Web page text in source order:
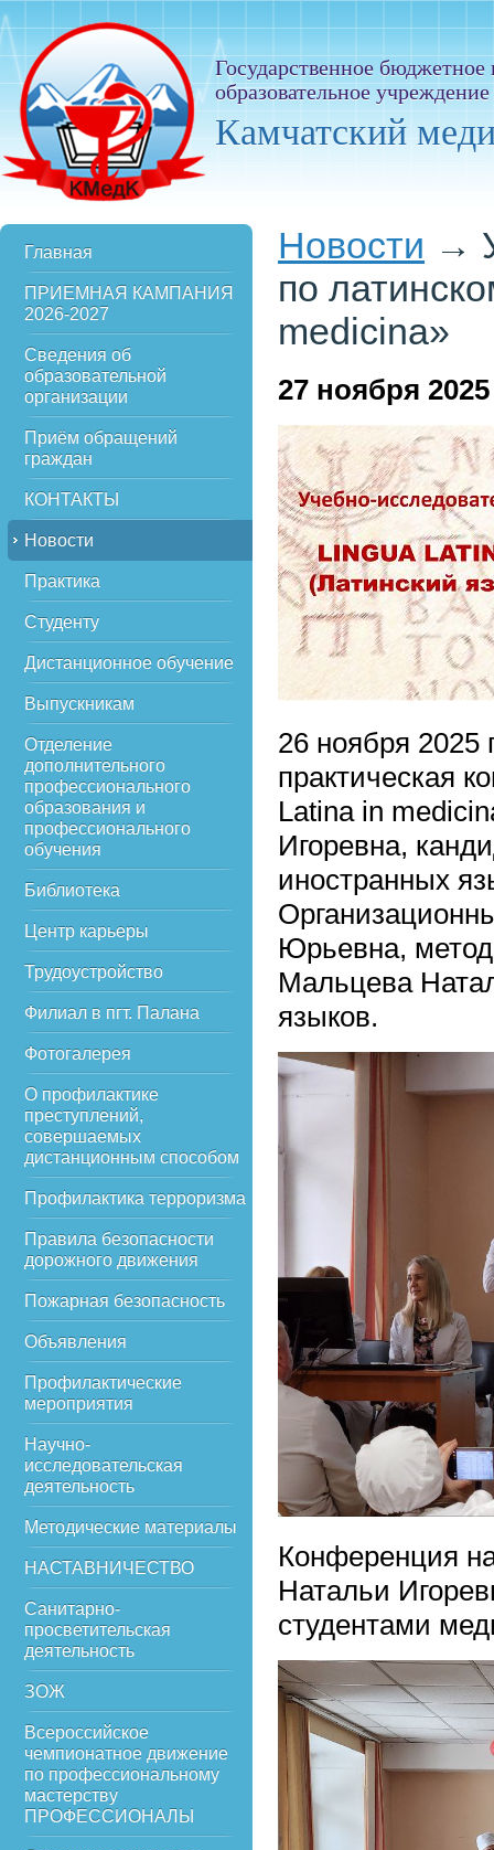
Государственное
образовательное
Камчатский
Главная
ПРИЕМНАЯ КАМПАНИЯ
2026-2027
Сведения об
образовательной
организации
Приём обращений
граждан
КОНТАКТЫ
Новости
Практика
Студенту
Дистанционное обучение
Выпускникам
Отделение
дополнительного
профессионального
образования и
профессионального
обучения
Библиотека
Центр карьеры
Трудоустройство
Филиал в пгт. Палана
Фотогалерея
О профилактике
преступлений,
совершаемых
дистанционным способом
Профилактика терроризма
Правила безопасности
дорожного движения
Пожарная безопасность
Объявления
Профилактические
мероприятия
Научно-
исследовательская
деятельность
Методические материалы
НАСТАВНИЧЕСТВО
Санитарно-
просветительская
деятельность
ЗОЖ
Всероссийское
чемпионатное движение
по профессиональному
мастерству
ПРОФЕССИОНАЛЫ
Новости →
по
medicina»
27 ноября 2025
26 ноября 2025
практическая
Latina in
Игоревна,
иностранных
Юрьевна,
Мальцева
языков.
Конференция
Натальи
студентами